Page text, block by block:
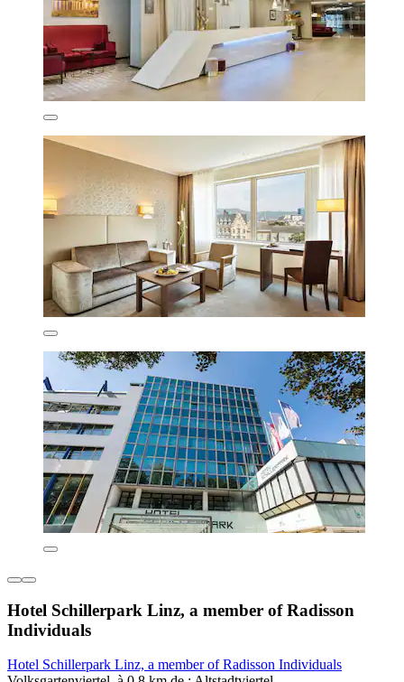
Hotel Schillerpark Linz, a member of Radisson
Individuals
Hotel Schillerpark Linz, a member of Radisson Individuals